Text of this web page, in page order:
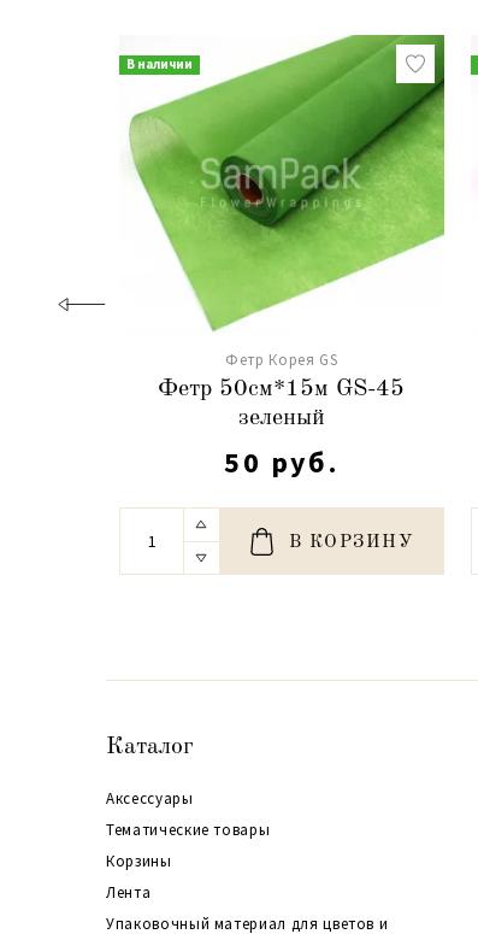
В наличии
Фетр Корея GS
Фетр 50см*15м GS-45
зеленый
50 руб.
В КОРЗИНУ
Каталог
Аксессуары
Тематические товары
Корзины
Лента
Упаковочный материал для цветов и